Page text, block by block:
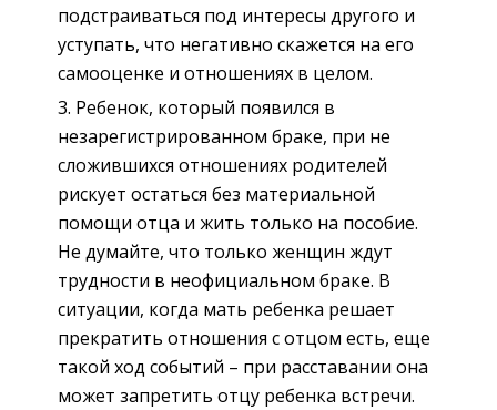
подстраиваться под интересы другого и
уступать, что негативно скажется на его
самооценке и отношениях в целом.
Ребенок, который появился в
незарегистрированном браке, при не
сложившихся отношениях родителей
рискует остаться без материальной
помощи отца и жить только на пособие.
Не думайте, что только женщин ждут
трудности в неофициальном браке. В
ситуации, когда мать ребенка решает
прекратить отношения с отцом есть, еще
такой ход событий – при расставании она
может запретить отцу ребенка встречи.